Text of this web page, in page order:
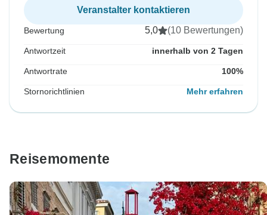
Veranstalter kontaktieren
Bewertung 5,0 (10 Bewertungen)
Antwortzeit innerhalb von 2 Tagen
Antwortrate 100%
Stornorichtlinien Mehr erfahren
Reisemomente